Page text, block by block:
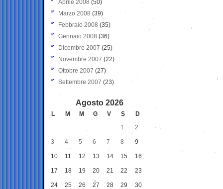
Aprile 2008 (50)
Marzo 2008 (39)
Febbraio 2008 (35)
Gennaio 2008 (36)
Dicembre 2007 (25)
Novembre 2007 (22)
Ottobre 2007 (27)
Settembre 2007 (23)
Agosto 2026
L M M G V S
D
1
2
3 4 5 6 7 8 9
10 11 12 13 14 15 16
17 18 19 20 21 22 23
24 25 26 27 28 29 30